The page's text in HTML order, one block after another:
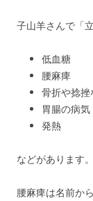
子山羊さんで「
低血糖
腰麻痺
骨折や捻挫
胃腸の病気
発熱
などがあります。
腰麻痺は名前か